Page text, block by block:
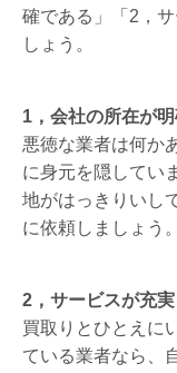
確である」「2，
しょう。
1，会社の所在が
悪徳な業者は何か
に身元を隠してい
地がはっきりいし
に依頼しましょう。
2，サービスが充
買取りとひとえに
ている業者なら、